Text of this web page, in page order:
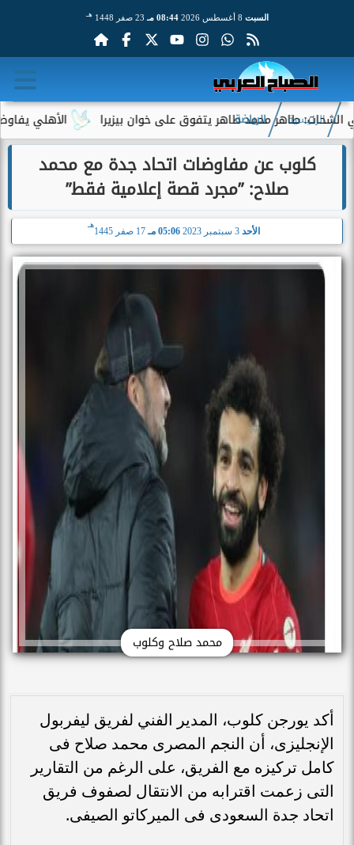
السبت 08:44 مـ 23 صفر 1448 هـ
الأهلي يفاوض أحمد طاهر محمد طاهر يتفوق على خوان بيزيرا
الرئيسية الرياضة
كلوب عن مفاوضات اتحاد جدة مع محمد
صلاح: ”مجرد قصة إعلامية فقط”
الأحد 05:06 مـ 17 صفر 1445
هـ
محمد صلاح وكلوب
أكد يورجن كلوب، المدير الفني لفريق ليفربول
الإنجليزى، أن النجم المصرى محمد صلاح فى
كامل تركيزه مع الفريق، على الرغم من التقارير
التى زعمت اقترابه من الانتقال لصفوف فريق
اتحاد جدة السعودى فى الميركاتو الصيفى.